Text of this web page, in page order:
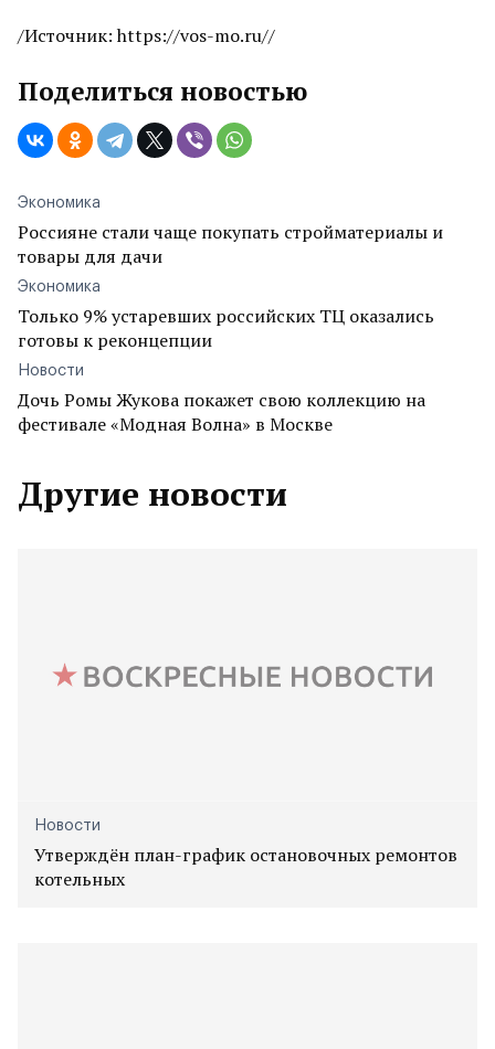
/Источник: https://vos-mo.ru//
Поделиться новостью
Экономика
Россияне стали чаще покупать стройматериалы и
товары для дачи
Экономика
Только 9% устаревших российских ТЦ оказались
готовы к реконцепции
Новости
Дочь Ромы Жукова покажет свою коллекцию на
фестивале «Модная Волна» в Москве
Другие новости
Новости
Утверждён план-график остановочных ремонтов
котельных